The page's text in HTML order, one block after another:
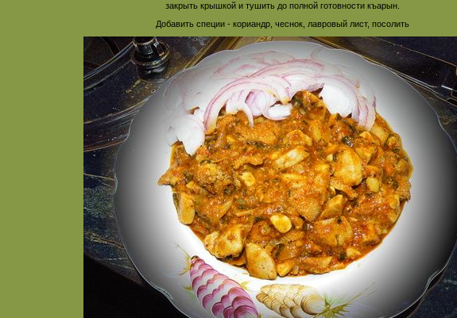
закрыть крышкой и тушить до полной готовности къарын.
Добавить специи - кориандр, чеснок, лавровый лист, посолить